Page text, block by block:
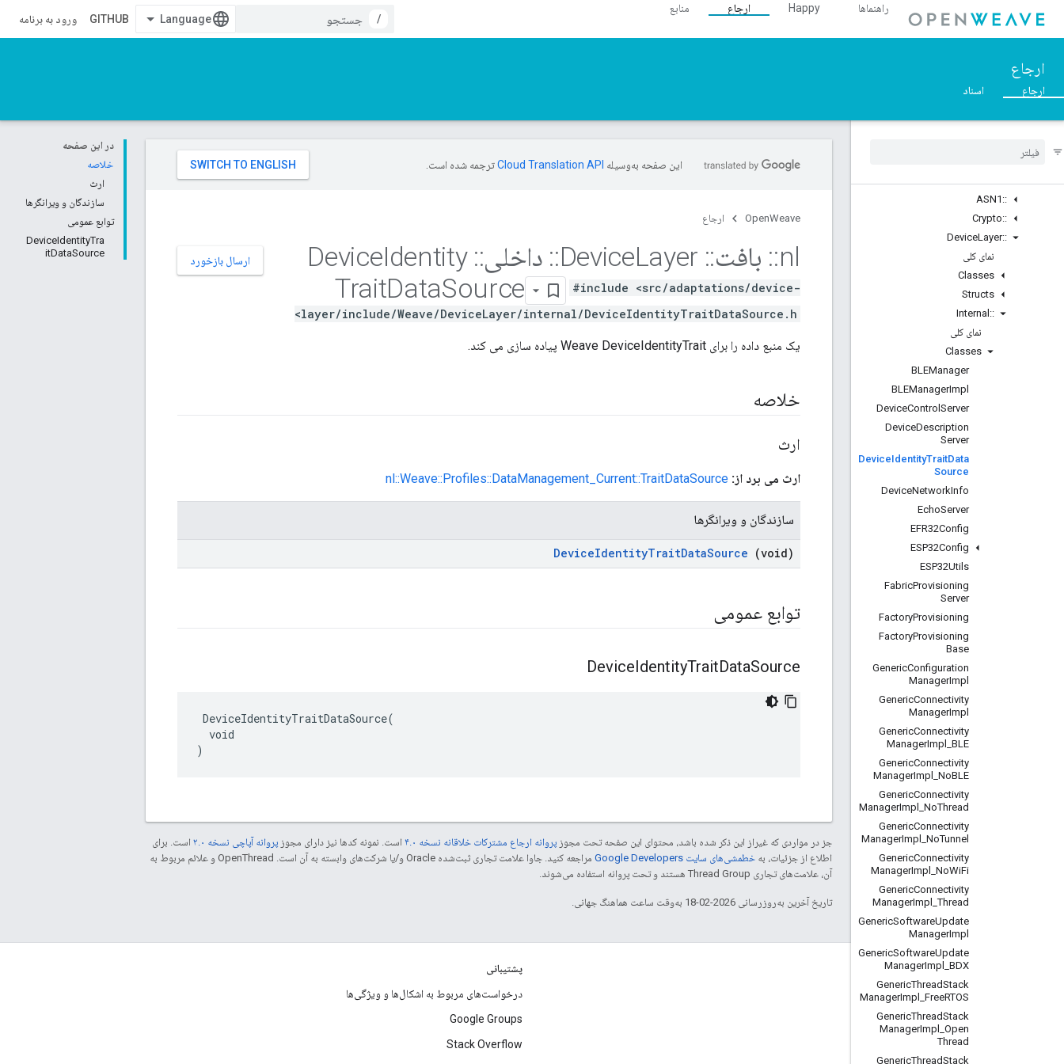
راهنماها Happy ارجاع
منابع
/
GITHUB ورود به برنامه
ارجاع
ارجاع اسناد
Structs
::Ble
نمای کلی
::
ASN1
::
Crypto
::
DeviceLayer
نمای کلی
Classes
Structs
::
Internal
نمای کلی
Classes
BLEManager
BLEManagerImpl
DeviceControl Server
DeviceDescription
Server
DeviceIdentityTraitData
Source
DeviceNetworkInfo
EchoServer
EFR32Config
ESP32Config
ESP32Utils
FabricProvisioning
Server
FactoryProvisioning
FactoryProvisioning
Base
GenericConfiguration
ManagerImpl
GenericConnectivity
ManagerImpl
GenericConnectivity
ManagerImpl
BLE
GenericConnectivity
ManagerImpl NoBLE
GenericConnectivity
ManagerImpl NoThread
GenericConnectivity
ManagerImpl NoTunnel
GenericConnectivity
ManagerImpl NoWiFi
GenericConnectivity
ManagerImpl _Thread
GenericSoftwareUpdate
ManagerImpl
GenericSoftwareUpdate
ManagerImpl
BDX
GenericThreadStack
ManagerImpl FreeRTOS
GenericThreadStack
ManagerImpl
Open
Thread
GenericThreadStack
در این صفحه
خلاصه
ارث
سازندگان و ویرانگرها
توابع عمومی
DeviceIdentityTra
itDataSource
این صفحه به‌وسیله ترجمه شده است.
OpenWeave ارجاع
ارسال بازخورد nl
:: بافت::
Layer
:: داخلی::
Device
Identity
TraitDataSource
#include <src/adaptations/device-
layer/include/Weave/DeviceLayer/internal/DeviceIdentityTraitDataSource.h>
یک منبع داده را برای Weave DeviceIdentityTrait پیاده سازی می کند.
خلاصه
ارث
ارث می برد از: nl::Weave::Profiles::DataManagement_Current::TraitDataSource
سازندگان و ویرانگرها
DeviceIdentityTraitDataSource (void)
توابع عمومی
DeviceIdentityTraitDataSource
DeviceIdentityTraitDataSource(
  void
)
جز در مواردی که غیراز این ذکر شده باشد، محتوای این صفحه تحت مجوز پروانه ارجاع مشترکات خلاقانه نسخه ۴.۰ است. نمونه کدها نیز دارای مجوز پروانه آپاچی نسخه ۲.۰
است. برای
اطلاع از جزئیات، به خطمشی‌های سایت Google Developers‏
مراجعه کنید. جاوا علامت تجاری ثبت‌شده Oracle و/یا شرکت‌های وابسته به آن است. ‫OpenThread و علائم مربوط به
آن، علامت‌های تجاری Thread Group هستند و تحت پروانه استفاده می‌شوند.
تاریخ آخرین به‌روزرسانی 2026-02-18 به‌وقت ساعت هماهنگ جهانی.
پشتیبانی
درخواست‌های مربوط به اشکال‌ها و ویژگی‌ها
Google Groups
Stack Overflow